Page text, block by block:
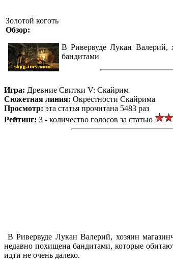
Золотой коготь
Обзор:
В Ривервуде Лукан Валерий,
бандитами
Игра: Древние Свитки V: Скайрим
Сюжетная линия: Окрестности Скайрима
Просмотр: эта статья прочитана 5483 раз
Рейтинг: 3 - количество голосов за статью
В Ривервуде Лукан Валерий, хозяин
недавно похищена бандитами, которые
идти не очень далеко.